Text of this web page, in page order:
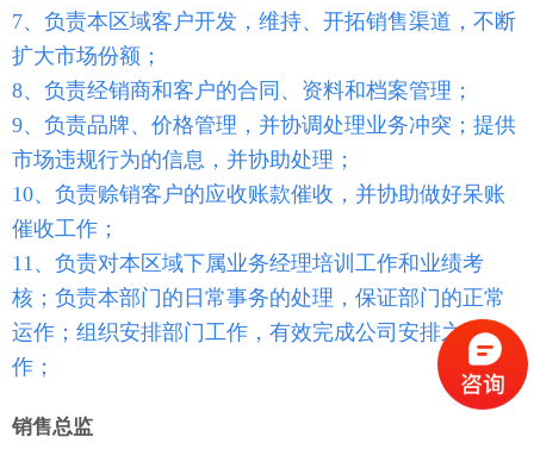
7、负责本区域客户开发，维持、开拓销售渠道，不断
扩大市场份额；
8、负责经销商和客户的合同、资料和档案管理；
9、负责品牌、价格管理，并协调处理业务冲突；提供
市场违规行为的信息，并协助处理；
10、负责赊销客户的应收账款催收，并协助做好呆账
催收工作；
11、负责对本区域下属业务经理培训工作和业绩考
核；负责本部门的日常事务的处理，保证部门的正常
运作；组织安排部门工作，有效完成公司安排之工
作；
销售总监